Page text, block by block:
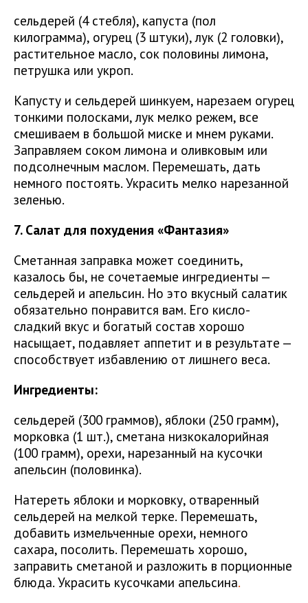
сельдерей (4 стебля), капуста (пол
килограмма), огурец (3 штуки), лук (2 головки),
растительное масло, сок половины лимона,
петрушка или укроп.
Капусту и сельдерей шинкуем, нарезаем огурец
тонкими полосками, лук мелко режем, все
смешиваем в большой миске и мнем руками.
Заправляем соком лимона и оливковым или
подсолнечным маслом. Перемешать, дать
немного постоять. Украсить мелко нарезанной
зеленью.
7. Салат для похудения «Фантазия»
Сметанная заправка может соединить,
казалось бы, не сочетаемые ингредиенты —
сельдерей и апельсин. Но это вкусный салатик
обязательно понравится вам. Его кисло-
сладкий вкус и богатый состав хорошо
насыщает, подавляет аппетит и в результате —
способствует избавлению от лишнего веса.
Ингредиенты:
сельдерей (300 граммов), яблоки (250 грамм),
морковка (1 шт.), сметана низкокалорийная
(100 грамм), орехи, нарезанный на кусочки
апельсин (половинка).
Натереть яблоки и морковку, отваренный
сельдерей на мелкой терке. Перемешать,
добавить измельченные орехи, немного
сахара, посолить. Перемешать хорошо,
заправить сметаной и разложить в порционные
блюда. Украсить кусочками апельсина.